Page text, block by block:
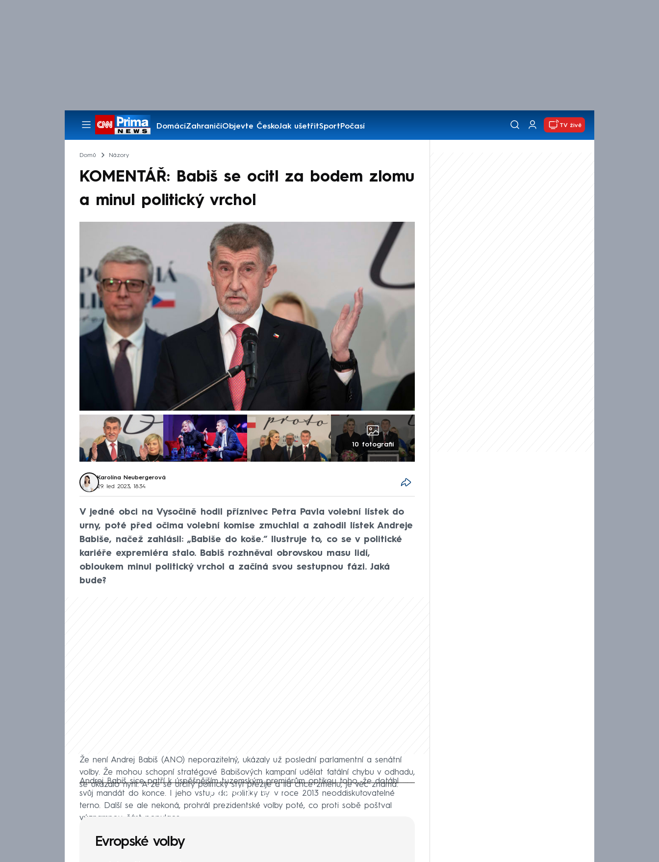
DomácíZahraničíObjevte ČeskoJak ušetřitSportPočasí
Pořady
TV živě
Domů Názory
KOMENTÁŘ: Babiš se ocitl za bodem zlomu
a minul politický vrchol
10 fotografií
Karolína Neubergerová
29. led 2023, 18:34
V jedné obci na Vysočině hodil příznivec Petra Pavla volební lístek do
urny, poté před očima volební komise zmuchlal a zahodil lístek Andreje
Babiše, načež zahlásil: „Babiše do koše.“ Ilustruje to, co se v politické
kariéře expremiéra stalo. Babiš rozhněval obrovskou masu lidí,
obloukem minul politický vrchol a začíná svou sestupnou fázi. Jaká
bude?
Že není Andrej Babiš (ANO) neporazitelný, ukázaly už poslední parlamentní a senátní
volby. Že mohou schopní stratégové Babišových kampaní udělat fatální chybu v odhadu,
se ukázalo nyní. A že se určitý politický styl přežije a lid chce změnu, je věc známá.
Failed to fetch
Andrej Babiš sice patří k úspěšnějším tuzemským premiérům optikou toho, že dotáhl
svůj mandát do konce. I jeho vstup do politiky byl v roce 2013 neoddiskutovatelné
terno. Další se ale nekoná, prohrál prezidentské volby poté, co proti sobě poštval
významnou část populace.
Evropské volby